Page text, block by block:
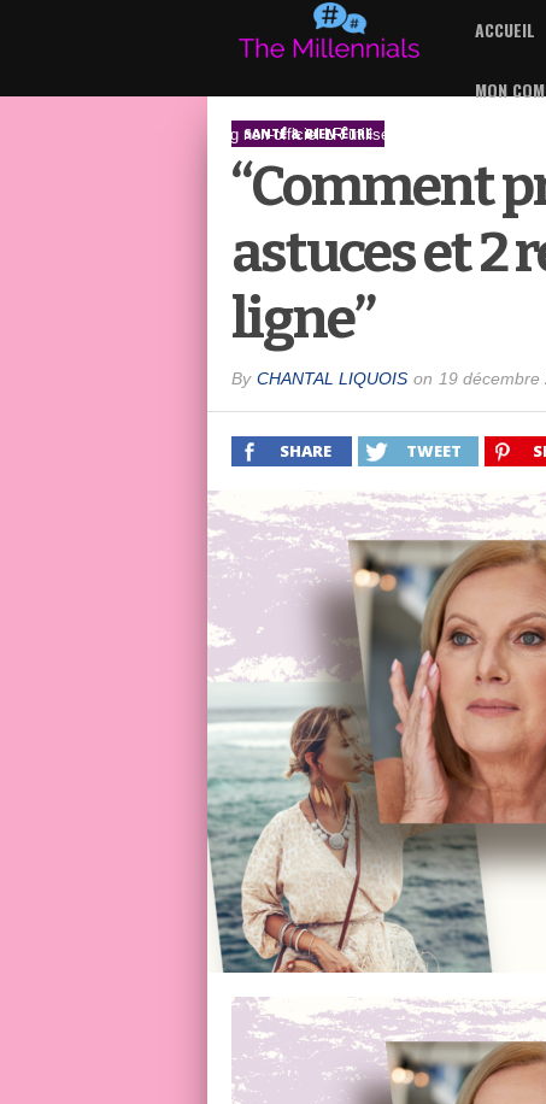
ACCUEIL
MON
Blog non-officiel LR utilisé par un partenaire
SANTÉ & BIEN-ÊTRE
“Comment
astuces et 2
ligne”
By CHANTAL LIQUOIS on 19 décembre
SHARE TWEET